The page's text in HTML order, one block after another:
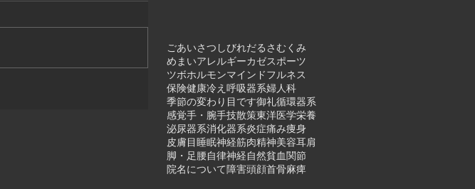
ごあいさつ しびれだるさむくみ
めまいアレルギーカゼスポーツ
ツボホルモンマインドフルネス
保険健康冷え 呼吸器系婦人科
季節の変わり目です御礼循環器系
感覚手・腕手技散策東洋医学栄養
泌尿器系消化器系炎症痛み痩身
皮膚目 睡眠神経筋肉精神美容耳肩
脚・足腰自律神経自然貧血関節
院名について障害頭顔首骨麻痺